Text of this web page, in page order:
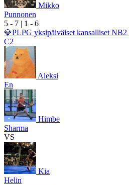
Mikko
Punnonen
5 - 7 | 1 - 6
💎PLPG yksipäiväiset kansalliset
C2
Aleksi
En
Himbe
Sharma
VS
Kia
Helin